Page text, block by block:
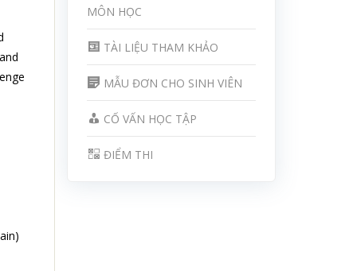
MÔN HỌC
TÀI LIỆU THAM KHẢO
MẪU ĐƠN CHO SINH VIÊN
CỐ VẤN HỌC TẬP
ĐIỂM THI